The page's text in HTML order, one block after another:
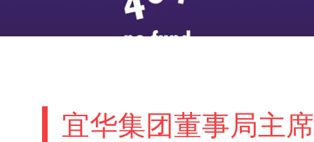
宜华集团董事局主